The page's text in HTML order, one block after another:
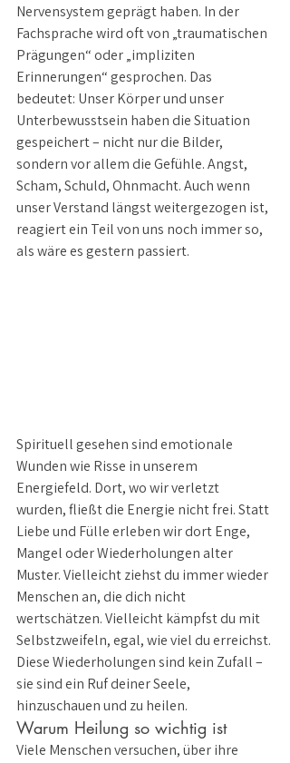
Nervensystem geprägt haben. In der
Fachsprache wird oft von „traumatischen
Prägungen“ oder „impliziten
Erinnerungen“ gesprochen. Das
bedeutet: Unser Körper und unser
Unterbewusstsein haben die Situation
gespeichert – nicht nur die Bilder,
sondern vor allem die Gefühle. Angst,
Scham, Schuld, Ohnmacht. Auch wenn
unser Verstand längst weitergezogen ist,
reagiert ein Teil von uns noch immer so,
als wäre es gestern passiert.
Spirituell gesehen sind emotionale
Wunden wie Risse in unserem
Energiefeld. Dort, wo wir verletzt
wurden, fließt die Energie nicht frei. Statt
Liebe und Fülle erleben wir dort Enge,
Mangel oder Wiederholungen alter
Muster. Vielleicht ziehst du immer wieder
Menschen an, die dich nicht
wertschätzen. Vielleicht kämpfst du mit
Selbstzweifeln, egal, wie viel du erreichst.
Diese Wiederholungen sind kein Zufall –
sie sind ein Ruf deiner Seele,
hinzuschauen und zu heilen.
Warum Heilung so wichtig ist
Viele Menschen versuchen, über ihre